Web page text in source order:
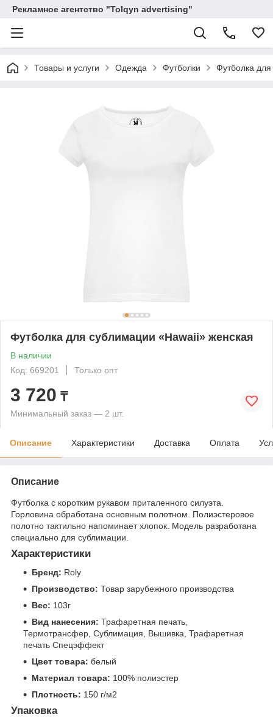
Рекламное агентство "Tolqyn advertising"
Товары и услуги Одежда Футболки Футболка
Футболка для сублимации «Hawaii» женская
В наличии
Код: 669201
Только опт
3 720 ₸
Минимальный заказ — 2 шт.
Описание Характеристики Доставка Оплата
Описание
Футболка с коротким рукавом приталенного силуэта.
Горловина обработана основным полотном. Полиэстеровое
полотно тактильно напоминает хлопок. Модель разработана
специально для сублимации.
Характеристики
Бренд: Roly
Производство: Товар зарубежного производства
Вес: 103г
Вид нанесения: Трафаретная печать,
Термотрансфер, Сублимация, Вышивка, Трафаретная
печать Спецэффект
Цвет товара: белый
Материал товара: 100% полиэстер
Плотность: 150 г/м2
Упаковка